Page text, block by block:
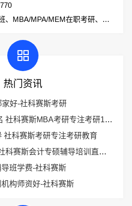
主营业务：考研全程班、MBA/MPA/MEM在职考研、会计专硕、考研集训营
热门资讯
好-社科赛斯考研
科赛斯MBA考研专注考研18年
社科赛斯考研专注考研教育
赛斯会计专硕辅导培训直冲名校
班学费-社科赛斯
构师资好-社科赛斯